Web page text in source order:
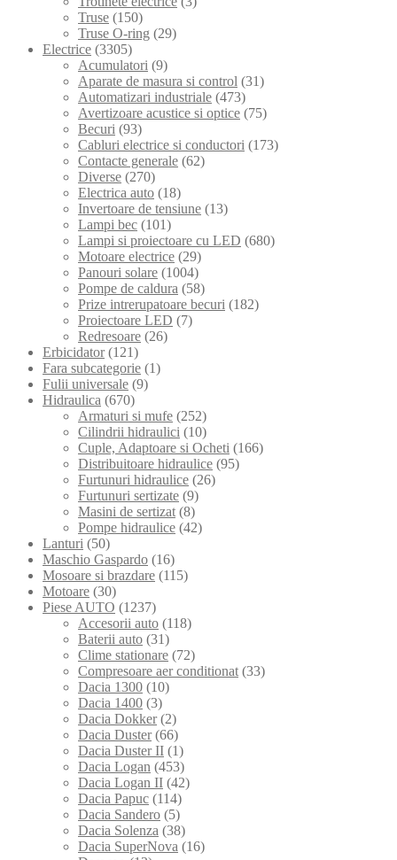
Truse (150)
Truse O-ring (29)
Electrice (3305)
Acumulatori (9)
Aparate de masura si control (31)
Automatizari industriale (473)
Avertizoare acustice si optice (75)
Becuri (93)
Cabluri electrice si conductori (173)
Contacte generale (62)
Diverse (270)
Electrica auto (18)
Invertoare de tensiune (13)
Lampi bec (101)
Lampi si proiectoare cu LED (680)
Motoare electrice (29)
Panouri solare (1004)
Pompe de caldura (58)
Prize intrerupatoare becuri (182)
Proiectoare LED (7)
Redresoare (26)
Erbicidator (121)
Fara subcategorie (1)
Fulii universale (9)
Hidraulica (670)
Armaturi si mufe (252)
Cilindrii hidraulici (10)
Cuple, Adaptoare si Ocheti (166)
Distribuitoare hidraulice (95)
Furtunuri hidraulice (26)
Furtunuri sertizate (9)
Masini de sertizat (8)
Pompe hidraulice (42)
Lanturi (50)
Maschio Gaspardo (16)
Mosoare si brazdare (115)
Motoare (30)
Piese AUTO (1237)
Accesorii auto (118)
Baterii auto (31)
Clime stationare (72)
Compresoare aer conditionat (33)
Dacia 1300 (10)
Dacia 1400 (3)
Dacia Dokker (2)
Dacia Duster (66)
Dacia Duster II (1)
Dacia Logan (453)
Dacia Logan II (42)
Dacia Papuc (114)
Dacia Sandero (5)
Dacia Solenza (38)
Dacia SuperNova (16)